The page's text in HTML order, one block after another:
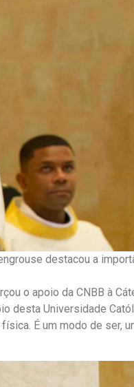
destacou a
o apoio da CNBB à
desta Universidade
É um modo de ser,